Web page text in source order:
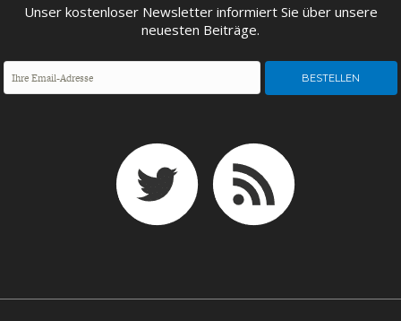
UNGLEICHHEIT UND
MACHT
EUROPA
Unser kostenloser Newsletter informiert Sie über unsere
neuesten Beiträge.